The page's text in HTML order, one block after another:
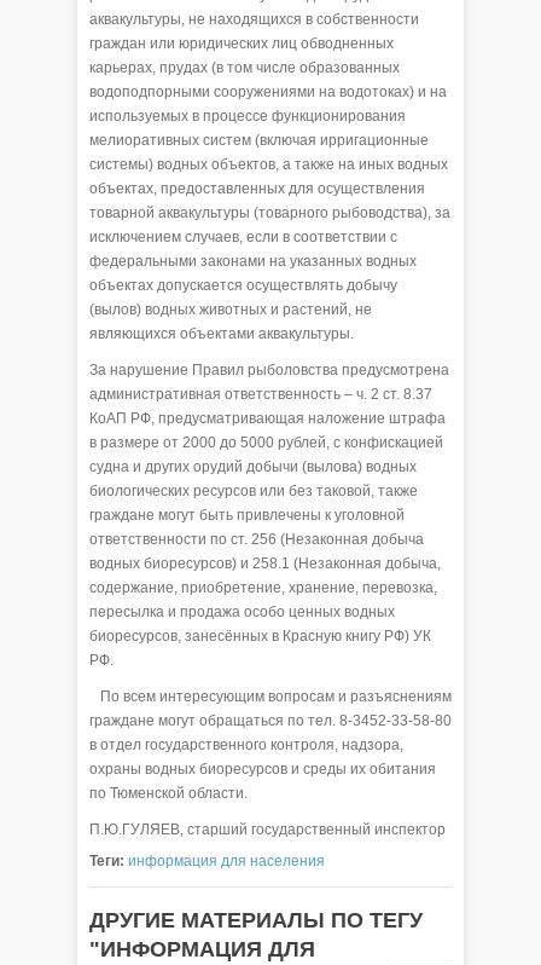
аквакультуры, не находящихся в собственности
граждан или юридических лиц обводненных
карьерах, прудах (в том числе образованных
водоподпорными сооружениями на водотоках) и на
используемых в процессе функционирования
мелиоративных систем (включая ирригационные
системы) водных объектов, а также на иных водных
объектах, предоставленных для осуществления
товарной аквакультуры (товарного рыбоводства), за
исключением случаев, если в соответствии с
федеральными законами на указанных водных
объектах допускается осуществлять добычу
(вылов) водных животных и растений, не
являющихся объектами аквакультуры.
За нарушение Правил рыболовства предусмотрена
административная ответственность – ч. 2 ст. 8.37
КоАП РФ, предусматривающая наложение штрафа
в размере от 2000 до 5000 рублей, с конфискацией
судна и других орудий добычи (вылова) водных
биологических ресурсов или без таковой, также
граждане могут быть привлечены к уголовной
ответственности по ст. 256 (Незаконная добыча
водных биоресурсов) и 258.1 (Незаконная добыча,
содержание, приобретение, хранение, перевозка,
пересылка и продажа особо ценных водных
биоресурсов, занесённых в Красную книгу РФ) УК
РФ.
По всем интересующим вопросам и разъяснениям
граждане могут обращаться по тел. 8-3452-33-58-80
в отдел государственного контроля, надзора,
охраны водных биоресурсов и среды их обитания
по Тюменской области.
П.Ю.ГУЛЯЕВ, старший государственный инспектор
Теги: информация для населения
ДРУГИЕ МАТЕРИАЛЫ ПО ТЕГУ
"ИНФОРМАЦИЯ ДЛЯ